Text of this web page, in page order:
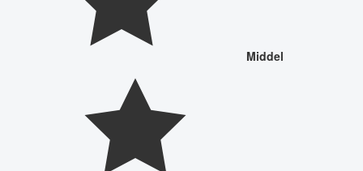
Middel